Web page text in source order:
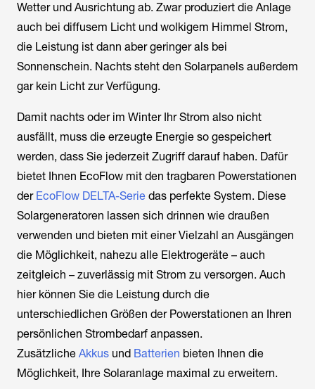
Wetter und Ausrichtung ab. Zwar produziert die Anlage
auch bei diffusem Licht und wolkigem Himmel Strom,
die Leistung ist dann aber geringer als bei
Sonnenschein. Nachts steht den Solarpanels außerdem
gar kein Licht zur Verfügung.
Damit nachts oder im Winter Ihr Strom also nicht
ausfällt, muss die erzeugte Energie so gespeichert
werden, dass Sie jederzeit Zugriff darauf haben. Dafür
bietet Ihnen EcoFlow mit den tragbaren Powerstationen
der EcoFlow DELTA-Serie das perfekte System. Diese
Solargeneratoren lassen sich drinnen wie draußen
verwenden und bieten mit einer Vielzahl an Ausgängen
die Möglichkeit, nahezu alle Elektrogeräte – auch
zeitgleich – zuverlässig mit Strom zu versorgen. Auch
hier können Sie die Leistung durch die
unterschiedlichen Größen der Powerstationen an Ihren
persönlichen Strombedarf anpassen.
Zusätzliche Akkus und Batterien bieten Ihnen die
Möglichkeit, Ihre Solaranlage maximal zu erweitern.